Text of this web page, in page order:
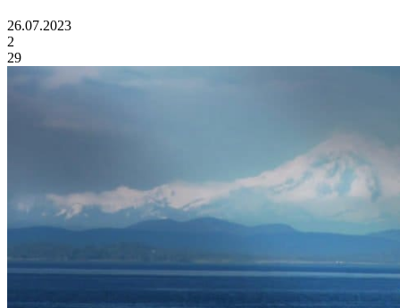
26.07.2023
2
29